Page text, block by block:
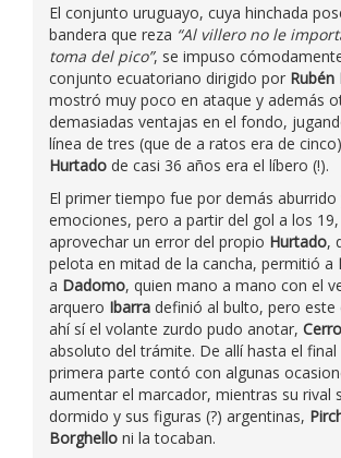
El conjunto uruguayo, cuya hinchada
bandera que reza “Al villero no le
toma del pico”, se impuso
conjunto ecuatoriano dirigido por Rubén
mostró muy poco en ataque y además
demasiadas ventajas en el fondo,
línea de tres (que de a ratos era de
Hurtado de casi 36 años era el líbero (!).
El primer tiempo fue por demás aburrido
emociones, pero a partir del gol a los
aprovechar un error del propio Hurtado,
pelota en mitad de la cancha, permitió a
a Dadomo, quien mano a mano con el
arquero Ibarra definió al bulto, pero
ahí sí el volante zurdo pudo anotar, Cerro
absoluto del trámite. De allí hasta el final
primera parte contó con algunas
aumentar el marcador, mientras su rival
dormido y sus figuras (?) argentinas,
Borghello ni la tocaban.